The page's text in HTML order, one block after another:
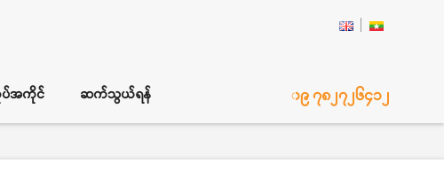
အကိုင် ဆက်သွယ်ရန် ၀၉ ၇၈၂၇၂၆၄၁၂